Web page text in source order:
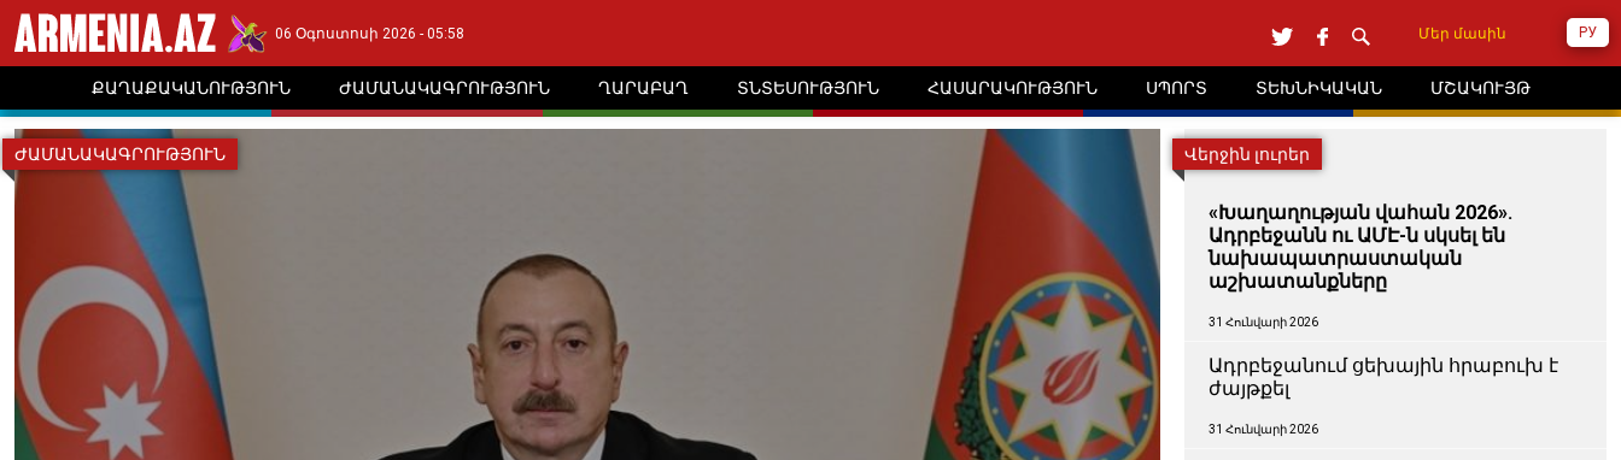
06 Օգոստոսի 2026 - 05:58 РУ
Մեր մասին
ՔԱՂԱՔԱԿԱՆՈՒԹՅՈՒՆ ԺԱՄԱՆԱԿԱԳՐՈՒԹՅՈՒՆ ՂԱՐԱԲԱՂ ՏՆՏԵՍՈՒԹՅՈՒՆ ՀԱՍԱՐԱԿՈՒԹՅՈՒՆ ՍՊՈՐՏ ՏԵԽՆԻԿԱԿԱՆ ՄՇԱԿՈՒՅԹ
ԺԱՄԱՆԱԿԱԳՐՈՒԹՅՈՒՆ Վերջին լուրեր
«Խաղաղության վահան 2026».
Ադրբեջանն ու ԱՄԷ-ն սկսել են
նախապատրաստական ​​
աշխատանքները
31 Հունվարի 2026
Ադրբեջանում ցեխային հրաբուխ է
ժայթքել
31 Հունվարի 2026